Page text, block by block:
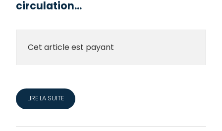
circulation...
Cet article est payant
LIRE LA SUITE